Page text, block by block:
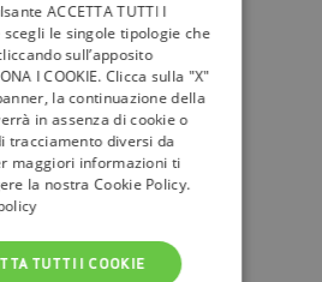
mytivù
ACCETTA TUTTI I
scegli le singole tipologie che
sull’apposito
I COOKIE. Clicca sulla "X"
la continuazione della
in assenza di cookie o
tracciamento diversi da
maggiori informazioni ti
la nostra Cookie Policy.
TUTTI I COOKIE